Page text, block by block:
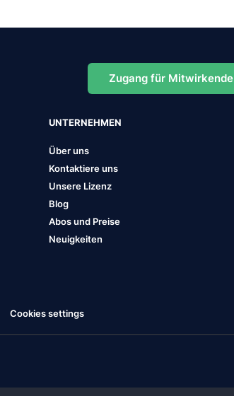
Zugang für Mitwirkende
UNTERNEHMEN
Über uns
Kontaktiere uns
Unsere Lizenz
Blog
Abos und Preise
Neuigkeiten
Cookies settings